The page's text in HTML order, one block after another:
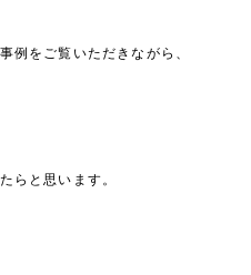
例をご覧いただきながら、
らと思います。